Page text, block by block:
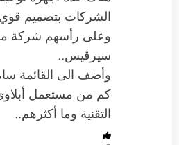
الشركات بتصميم قوي
وعلى رأسهم شركة
سيرڤيس..
وأضف الى القائمة
كم من مستعمل
التقنية وما أكثرهم..